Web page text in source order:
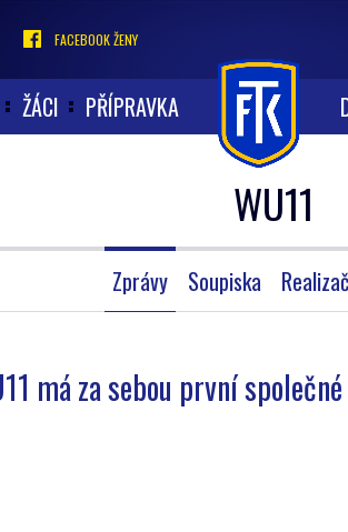
FACEBOOK ŽENY
ŽÁCI PŘÍPRAVKA
WU11
Zprávy Soupiska
má za sebou první společné